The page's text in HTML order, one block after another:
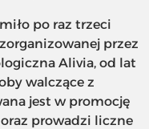
po raz trzeci
przez
Alivia, od lat
walczące z
jest w promocję
prowadzi liczne